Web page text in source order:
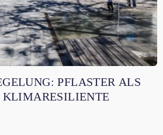
PFLASTER ALS
KLIMARESILIENTE